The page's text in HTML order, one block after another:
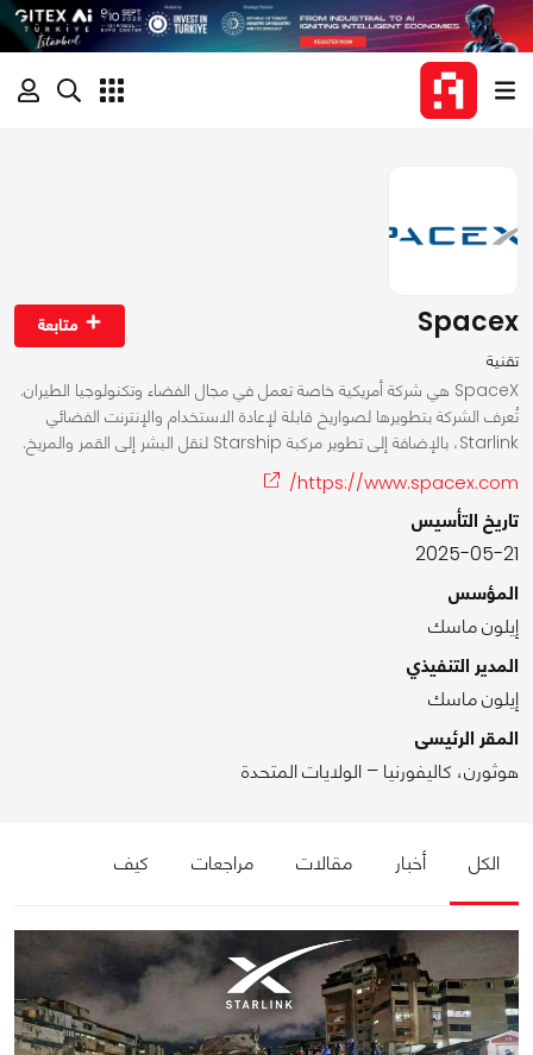
Spacex
تقنية
متابعة
SpaceX هي شركة أمريكية خاصة تعمل في مجال الفضاء وتكنولوجيا الطيران.
تُعرف الشركة بتطويرها لصواريخ قابلة لإعادة الاستخدام والإنترنت الفضائي
Starlink، بالإضافة إلى تطوير مركبة Starship لنقل البشر إلى القمر والمريخ.
https://www.spacex.com/
تاريخ التأسيس
2025-05-21
المؤسس
إيلون ماسك
المدير التنفيذي
إيلون ماسك
المقر الرئيسى
هوثورن، كاليفورنيا – الولايات المتحدة
الكل أخبار مقالات مراجعات كيف